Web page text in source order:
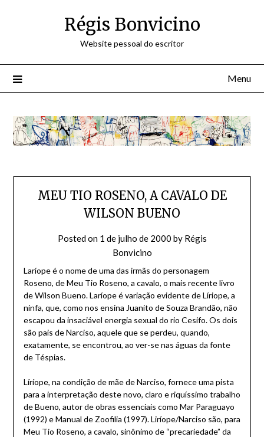
Régis Bonvicino
Website pessoal do escritor
Menu
MEU TIO ROSENO, A CAVALO DE
WILSON BUENO
Posted on 1 de julho de 2000 by Régis
Bonvicino
Laríope é o nome de uma das irmãs do personagem
Roseno, de Meu Tio Roseno, a cavalo, o mais recente livro
de Wilson Bueno. Laríope é variação evidente de Líriope, a
ninfa, que, como nos ensina Juanito de Souza Brandão, não
escapou da insaciável energia sexual do rio Cesifo. Os dois
são pais de Narciso, aquele que se perdeu, quando,
exatamente, se encontrou, ao ver-se nas águas da fonte
de Téspias.
Líríope, na condição de mãe de Narciso, fornece uma pista
para a interpretação deste novo, claro e riquíssimo trabalho
de Bueno, autor de obras essenciais como Mar Paraguayo
(1992) e Manual de Zoofilia (1997). Liríope/Narciso são, para
Meu Tio Roseno, a cavalo, sinônimo de “precariedade” da